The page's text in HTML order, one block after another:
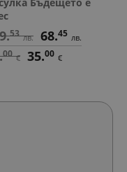
53 лв. 68.45 лв.
00 € 35.00 €